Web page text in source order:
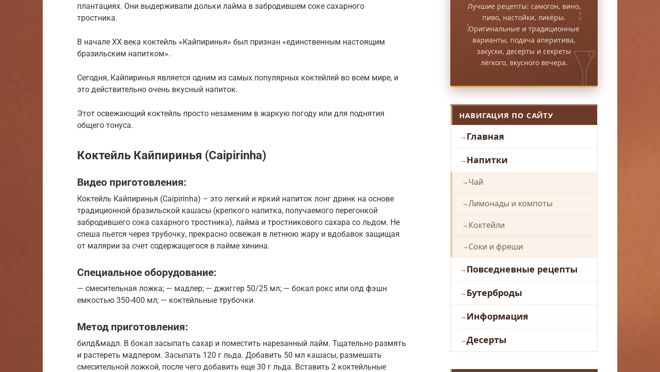
плантациях. Они выдерживали дольки лайма в забродившем соке сахарного
тростника.
В начале XX века коктейль «Кайпиринья» был признан «единственным настоящим
бразильским напитком».
Сегодня, Кайпиринья является одним из самых популярных коктейлей во всем мире, и
это действительно очень вкусный напиток.
Этот освежающий коктейль просто незаменим в жаркую погоду или для поднятия
общего тонуса.
Коктейль Кайпиринья (Caipirinha)
Видео приготовления:
Коктейль Кайпиринья (Caipirinha) – это легкий и яркий напиток лонг дринк на основе
традиционной бразильской кашасы (крепкого напитка, получаемого перегонкой
забродившего сока сахарного тростника), лайма и тростникового сахара со льдом. Не
спеша пьется через трубочку, прекрасно освежая в летнюю жару и вдобавок защищая
от малярии за счет содержащегося в лайме хинина.
Специальное оборудование:
— смесительная ложка; — мадлер; — джиггер 50/25 мл; — бокал рокс или олд фэшн
емкостью 350-400 мл; — коктейльные трубочки.
Метод приготовления:
билд&мадл. В бокал засыпать сахар и поместить нарезанный лайм. Тщательно размять
и растереть мадлером. Засыпать 120 г льда. Добавить 50 мл кашасы, размешать
смесительной ложкой, после чего добавить еще 30 г льда. Вставить 2 коктейльные
Лучшие рецепты: самогон, вино,
пиво, настойки, ликёры.
Оригинальные и традиционные
варианты, подача аперитива,
закуски, десерты и секреты
лёгкого, вкусного вечера.
НАВИГАЦИЯ ПО САЙТУ
Главная
Напитки
Чай
Лимонады и компоты
Коктейли
Соки и фреши
Повседневные рецепты
Бутерброды
Информация
Десерты